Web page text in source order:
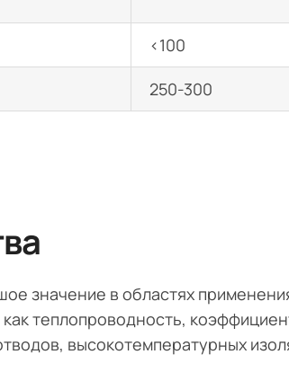
<100
250-300
значение в областях
теплопроводность,
высокотемпературных